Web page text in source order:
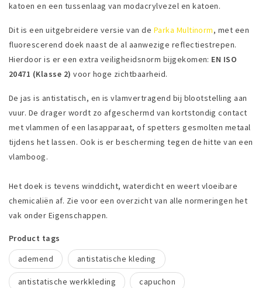
katoen en een tussenlaag van modacrylvezel en katoen.
Dit is een uitgebreidere versie van de Parka Multinorm, met een
fluorescerend doek naast de al aanwezige reflectiestrepen.
Hierdoor is er een extra veiligheidsnorm bijgekomen: EN ISO
20471 (Klasse 2)voor hoge zichtbaarheid.
De jas is antistatisch, en is vlamvertragend bij blootstelling aan
vuur. De drager wordt zo afgeschermd van kortstondig contact
met vlammen of een lasapparaat, of spetters gesmolten metaal
tijdens het lassen. Ook is er bescherming tegen de hitte van een
vlamboog.
Het doek is tevens winddicht, waterdicht en weert vloeibare
chemicaliën af. Zie voor een overzicht van alle normeringen het
vak onder Eigenschappen.
Product tags
ademend
antistatische kleding
antistatische werkkleding capuchon